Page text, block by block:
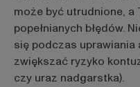
może być utrudnione, a
popełnianych błędów.
się podczas
zwiększać ryzyko
czy uraz nadgarstka).